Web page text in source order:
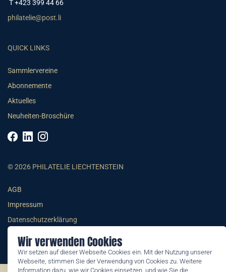
Wir verwenden Cookies
Wir setzen auf dieser Webseite Cookies ein. Mit der Nutzung unserer
Webseite, stimmen Sie der Verwendung von Cookies zu. Weitere
Information dazu, wie wir Cookies einsetzen, und wie Sie die
T +423 399 44 66
philatelie@post.li
QUICK LINKS
Sammlervereine
Abonnemente
Aktuelles
Neuheiten-Broschüre
© 2026 PHILATELIE LIECHTENSTEIN
AGB
Impressum
Datenschutzerklärung